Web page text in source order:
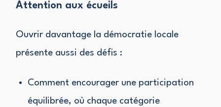
Attention aux écueils
Ouvrir davantage la démocratie locale
présente aussi des défis :
Comment encourager une participation
équilibrée, où chaque catégorie